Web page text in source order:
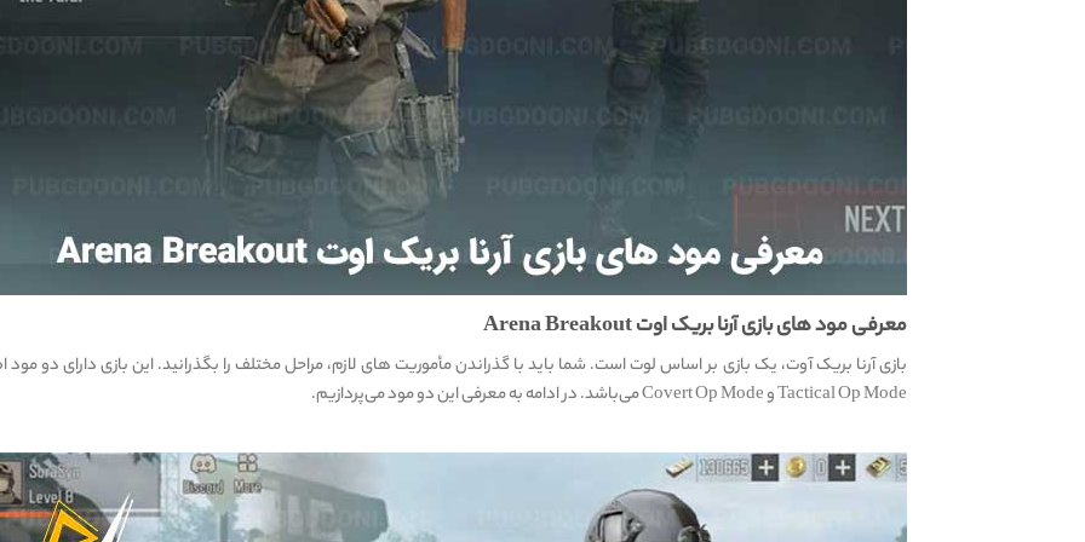
معرفی مود های بازی آرنا بریک اوت Arena Breakout
بازی آرنا بریک آوت، یک بازی بر اساس لوت است. شما باید با گذراندن مأموریت های لازم، مراحل مختلف را بگذرانید. این بازی دارای دو مود
Tactical Op Mode و Covert Op Mode می‌باشد. در ادامه به معرفی این دو مود می‌پردازیم.